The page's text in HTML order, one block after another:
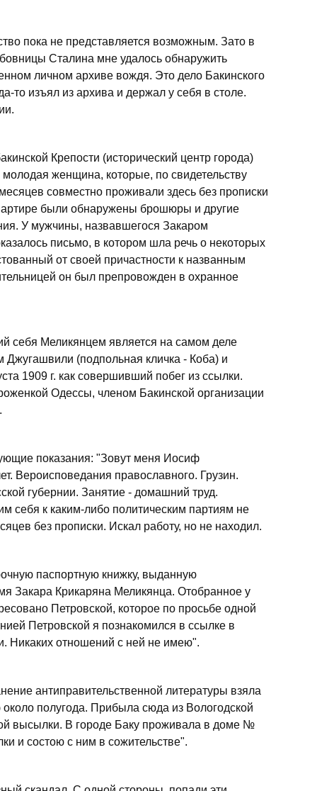
пока не представляется возможным. Зато в
Сталина мне удалось обнаружить
личном архиве вождя. Это дело Бакинского
то изъял из архива и держал у себя в столе.
Крепости (исторический центр города)
женщина, которые, по свидетельству
совместно проживали здесь без прописки
были обнаружены брошюры и другие
У мужчины, назвавшегося Закаром
письмо, в котором шла речь о некоторых
от своей причастности к названным
он был препровожден в охранное
себя Меликянцем является на самом деле
(подпольная кличка - Коба) и
1909 г. как совершивший побег из ссылки.
Одессы, членом Бакинской организации
показания: "Зовут меня Иосиф
Вероисповедания православного. Грузин.
губернии. Занятие - домашний труд.
к каким-либо политическим партиям не
без прописки. Искал работу, но не находил.
паспортную книжку, выданную
Закара Крикаряна Меликянца. Отобранное у
Петровской, которое по просьбе одной
Петровской я познакомился в ссылке в
Никаких отношений с ней не имею".
антиправительственной литературы взяла
полугода. Прибыла сюда из Вологодской
высылки. В городе Баку проживала в доме №
и состою с ним в сожительстве".